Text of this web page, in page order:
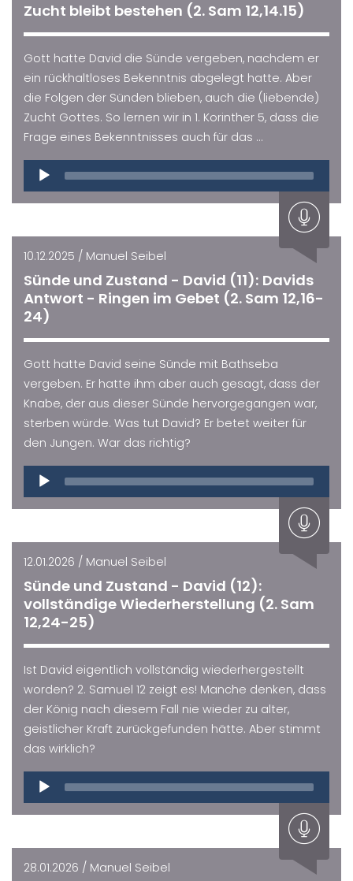
Zucht bleibt bestehen (2. Sam 12,14.15)
Gott hatte David die Sünde vergeben, nachdem er
ein rückhaltloses Bekenntnis abgelegt hatte. Aber
die Folgen der Sünden blieben, auch die (liebende)
Zucht Gottes. So lernen wir in 1. Korinther 5, dass die
Frage eines Bekenntnisses auch für das ...
Audio
Player
10.12.2025 / Manuel Seibel
Sünde und Zustand - David (11): Davids
Antwort - Ringen im Gebet (2. Sam 12,16-
24)
Gott hatte David seine Sünde mit Bathseba
vergeben. Er hatte ihm aber auch gesagt, dass der
Knabe, der aus dieser Sünde hervorgegangen war,
sterben würde. Was tut David? Er betet weiter für
den Jungen. War das richtig?
Audio
Player
12.01.2026 / Manuel Seibel
Sünde und Zustand - David (12):
vollständige Wiederherstellung (2. Sam
12,24-25)
Ist David eigentlich vollständig wiederhergestellt
worden? 2. Samuel 12 zeigt es! Manche denken, dass
der König nach diesem Fall nie wieder zu alter,
geistlicher Kraft zurückgefunden hätte. Aber stimmt
das wirklich?
Audio
Player
28.01.2026 / Manuel Seibel